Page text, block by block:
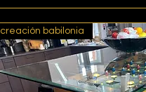
creación babilonia